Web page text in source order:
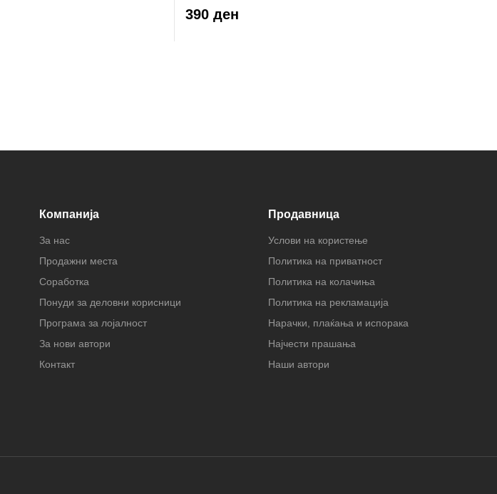
390 ден
Компанија
За нас
Продажни места
Соработка
Понуди за деловни корисници
Програма за лојалност
За нови автори
Контакт
Продавница
Услови на користење
Политика на приватност
Политика на колачиња
Политика на рекламација
Нарачки, плаќања и испорака
Најчести прашања
Наши автори